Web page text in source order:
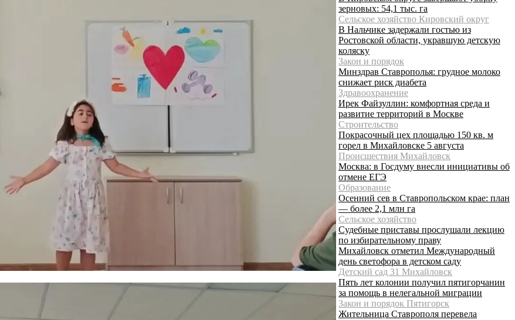
зерновых: 54,1 тыс. га
Сельское хозяйство Кировский округ
В Нальчике задержали гостью из
Ростовской области, укравшую детскую
коляску
Закон и порядок
Минздрав Ставрополья: грудное молоко
снижает риск диабета
Здравоохранение
Ирек Файзуллин: комфортная среда и
развитие территорий в Москве
Строительство
Покрасочный цех площадью 150 кв. м
горел в Михайловске 5 августа
Происшествия Михайловск
Москва: в Госдуму внесли инициативы об
отмене ЕГЭ
Образование
Осенний сев в Ставропольском крае: план
— более 2,1 млн га
Сельское хозяйство
Судебные приставы прослушали лекцию
по избирательному праву
Михайловск отметил Международный
день светофора в детском саду
Детский сад 31 Михайловск
Пять лет колонии получил пятигорчанин
за помощь в нелегальной миграции
Закон и порядок Пятигорск
Жительница Ставрополя перевела